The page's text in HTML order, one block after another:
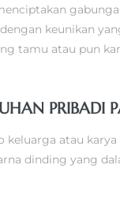
keunikan
tamu atau pun
PRIBADI
keluarga atau
dinding yang